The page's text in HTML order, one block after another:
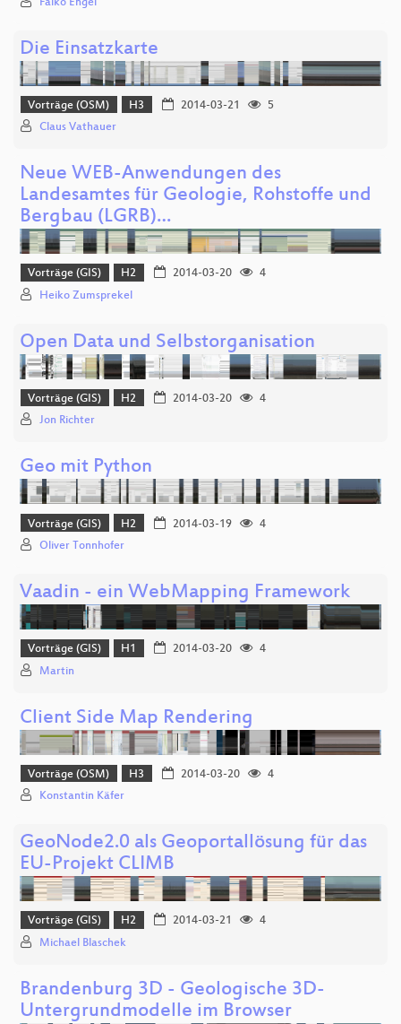
Die Einsatzkarte
Vorträge (OSM) H3 2014-03-21
5
Claus Vathauer
Neue WEB-Anwendungen des
Landesamtes für Geologie, Rohstoffe und
Bergbau (LGRB)…
Vorträge (GIS) H2 2014-03-20
4
Heiko Zumsprekel
Open Data und Selbstorganisation
Vorträge (GIS) H2 2014-03-20
4
Jon Richter
Geo mit Python
Vorträge (GIS) H2 2014-03-19
4
Oliver Tonnhofer
Vaadin - ein WebMapping Framework
Vorträge (GIS) H1 2014-03-20
4
Martin
Client Side Map Rendering
Vorträge (OSM) H3 2014-03-20
4
Konstantin Käfer
GeoNode2.0 als Geoportallösung für das
EU-Projekt CLIMB
Vorträge (GIS) H2 2014-03-21
4
Michael Blaschek
Brandenburg 3D - Geologische 3D-
Untergrundmodelle im Browser